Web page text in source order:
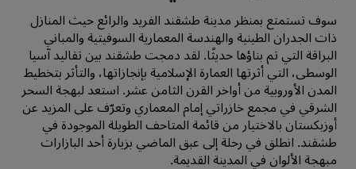
سوف تستمتع بمنظر مدينة طشقند الفريد والرائع حيث المنازل
ذات الجدران الطينية والهندسة المعمارية السوفيتية والمباني
البراقة التي تم بناؤها حديثًا. لقد دمجت طشقند بين تقاليد آسيا
الوسطى، التي أثرتها العمارة الإسلامية بإنجازاتها، والتأثر بتخطيط
المدن الأوروبية من أواخر القرن الثامن عشر. استعد لبهجة السحر
الشرقي في مجمع خازراتي إمام المعماري وتعرّف على المزيد عن
أوزبكستان بالاختيار من قائمة المتاحف الطويلة الموجودة في
طشقند. انطلق في رحلة إلى عبق الماضي بزيارة أحد البازارات
مبهجة الألوان في المدينة القديمة.